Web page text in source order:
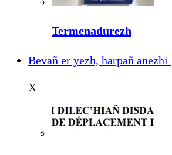
Termenadurezh
Bevañ er yezh, harpañ anezhi
X